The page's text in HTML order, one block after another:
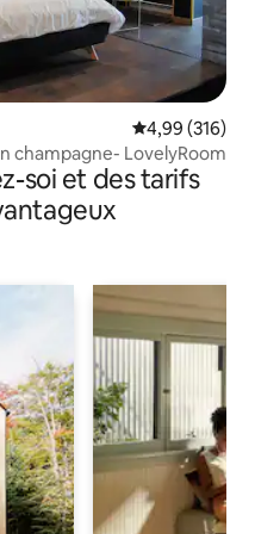
Évaluation
4,99 (316)
champagne- LovelyRoom
soi et des tarifs